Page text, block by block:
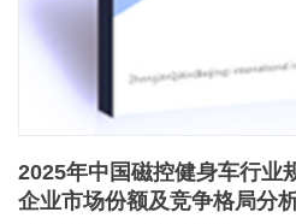
2025年中国磁控健身车行业
企业市场份额及竞争格局分析